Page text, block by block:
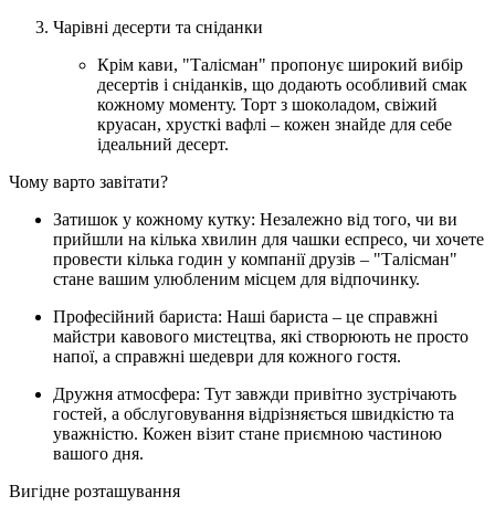
Чарівні десерти та сніданки
Крім кави, "Талісман" пропонує широкий вибір
десертів і сніданків, що додають особливий смак
кожному моменту. Торт з шоколадом, свіжий
круасан, хрусткі вафлі – кожен знайде для себе
ідеальний десерт.
Чому варто завітати?
Затишок у кожному кутку: Незалежно від того, чи ви
прийшли на кілька хвилин для чашки еспресо, чи хочете
провести кілька годин у компанії друзів – "Талісман"
стане вашим улюбленим місцем для відпочинку.
Професійний бариста: Наші бариста – це справжні
майстри кавового мистецтва, які створюють не просто
напої, а справжні шедеври для кожного гостя.
Дружня атмосфера: Тут завжди привітно зустрічають
гостей, а обслуговування відрізняється швидкістю та
уважністю. Кожен візит стане приємною частиною
вашого дня.
Вигідне розташування